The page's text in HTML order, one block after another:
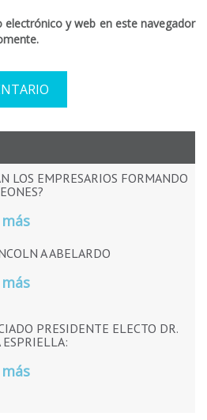
y web en este navegador
LOS EMPRESARIOS FORMANDO
A ABELARDO
PRESIDENTE ELECTO DR.
ESPRIELLA: